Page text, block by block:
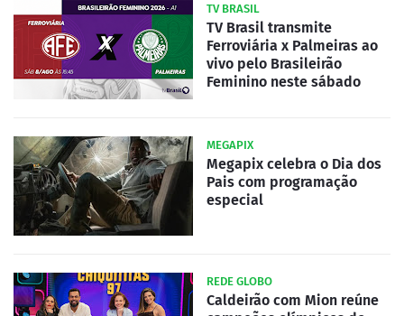
TV BRASIL
TV Brasil transmite
Ferroviária x Palmeiras ao
vivo pelo Brasileirão
Feminino neste sábado
MEGAPIX
Megapix celebra o Dia dos
Pais com programação
especial
REDE GLOBO
Caldeirão com Mion reúne